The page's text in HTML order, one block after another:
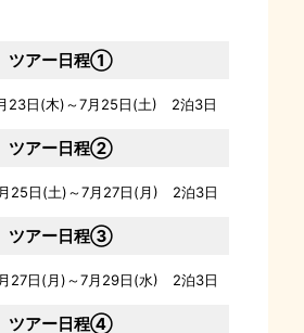
ツアー日程①
23日(木)～7月25日(土) 2泊3日
ツアー日程②
25日(土)～7月27日(月) 2泊3日
ツアー日程③
27日(月)～7月29日(水) 2泊3日
ツアー日程④